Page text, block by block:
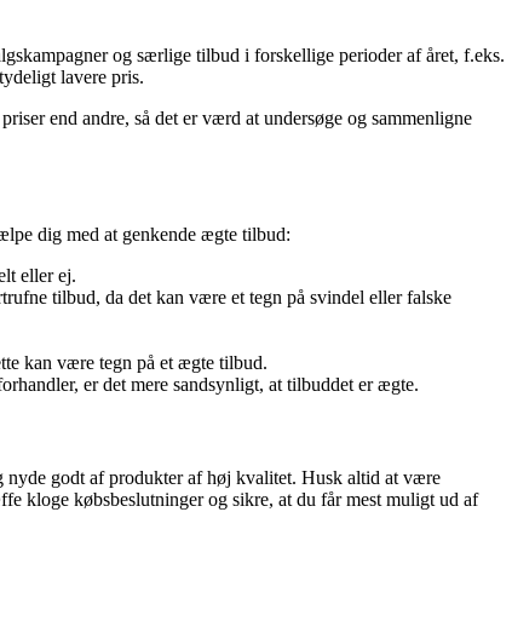
og særlige tilbud i forskellige perioder af året, f.eks.
lavere pris.
end andre, så det er værd at undersøge og sammenligne
dig med at genkende ægte tilbud:
eller ej.
tilbud, da det kan være et tegn på svindel eller falske
kan være tegn på et ægte tilbud.
er det mere sandsynligt, at tilbuddet er ægte.
nyde godt af produkter af høj kvalitet. Husk altid at være
kloge købsbeslutninger og sikre, at du får mest muligt ud af